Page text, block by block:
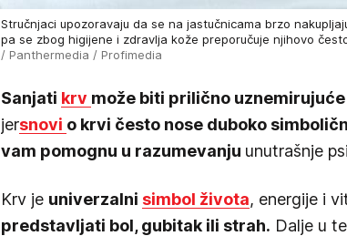
Stručnjaci upozoravaju da se na jastučnicama brzo
pa se zbog higijene i zdravlja kože preporučuje njihovo
/ Panthermedia / Profimedia
Sanjati krv može biti prilično
jersnovi o krvi često nose duboko
vam pomognu u razumevanju unutrašnje
Krv je univerzalni simbol života, energije i
predstavljati bol, gubitak ili strah. Dalje u